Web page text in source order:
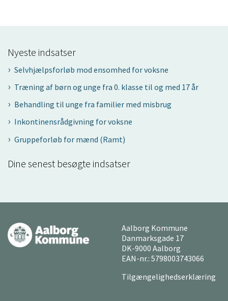
Nyeste indsatser
Selvhjælpsforløb mod ensomhed for voksne
Træning af børn og unge fra 0. klasse til og med 17 år
Behandling til unge fra familier med misbrug
Inkontinensrådgivning for voksne
Gruppeforløb for mænd (Ramt)
Dine senest besøgte indsatser
Aalborg Kommune
Danmarksgade 17
DK-9000 Aalborg
EAN-nr.: 5798003743066
Tilgængelighedserklæring